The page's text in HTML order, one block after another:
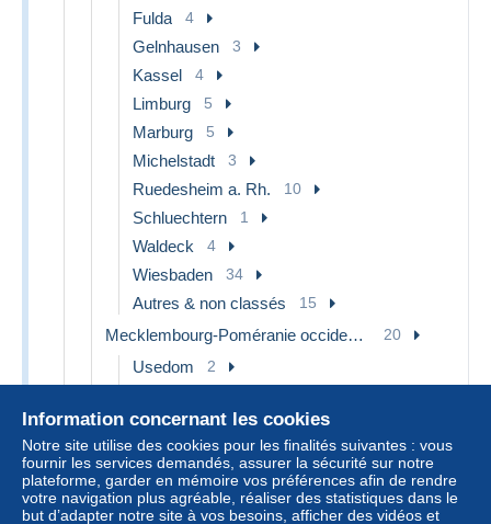
Fulda 4
Gelnhausen 3
Kassel 4
Limburg 5
Marburg 5
Michelstadt 3
Ruedesheim a. Rh. 10
Schluechtern 1
Waldeck 4
Wiesbaden 34
Autres & non classés 15
Mecklembourg-Poméranie occidentale 20
Usedom 2
Kuehlungsborn 2
Roebel 1
Ruegen 5
Sassnitz 2
Information concernant les cookies
Notre site utilise des cookies pour les finalités suivantes : vous
fournir les services demandés, assurer la sécurité sur notre
plateforme, garder en mémoire vos préférences afin de rendre
votre navigation plus agréable, réaliser des statistiques dans le
but d’adapter notre site à vos besoins, afficher des vidéos et